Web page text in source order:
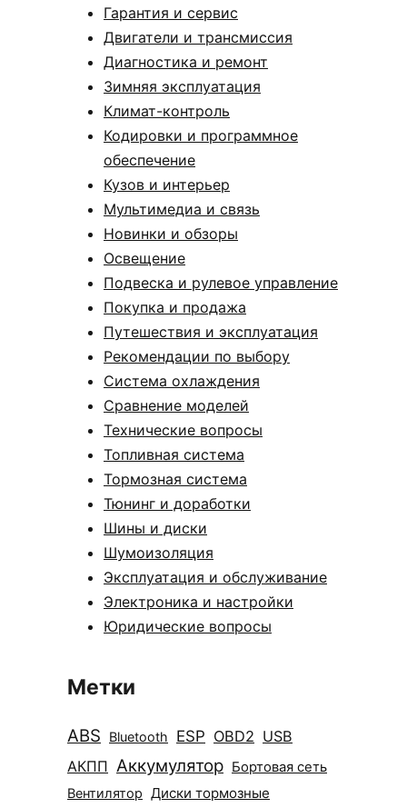
Гарантия и сервис
Двигатели и трансмиссия
Диагностика и ремонт
Зимняя эксплуатация
Климат-контроль
Кодировки и программное
обеспечение
Кузов и интерьер
Мультимедиа и связь
Новинки и обзоры
Освещение
Подвеска и рулевое управление
Покупка и продажа
Путешествия и эксплуатация
Рекомендации по выбору
Система охлаждения
Сравнение моделей
Технические вопросы
Топливная система
Тормозная система
Тюнинг и доработки
Шины и диски
Шумоизоляция
Эксплуатация и обслуживание
Электроника и настройки
Юридические вопросы
Метки
ABS Bluetooth ESP OBD2 USB
АКПП Аккумулятор Бортовая сеть
Вентилятор Диски тормозные